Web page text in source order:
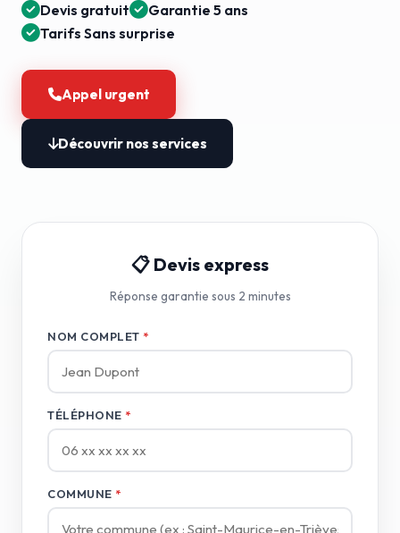
Devis gratuit
Garantie 5 ans
Tarifs Sans surprise
Appel urgent
Découvrir nos services
📋 Devis express
Réponse garantie sous 2 minutes
NOM COMPLET *
TÉLÉPHONE *
COMMUNE *